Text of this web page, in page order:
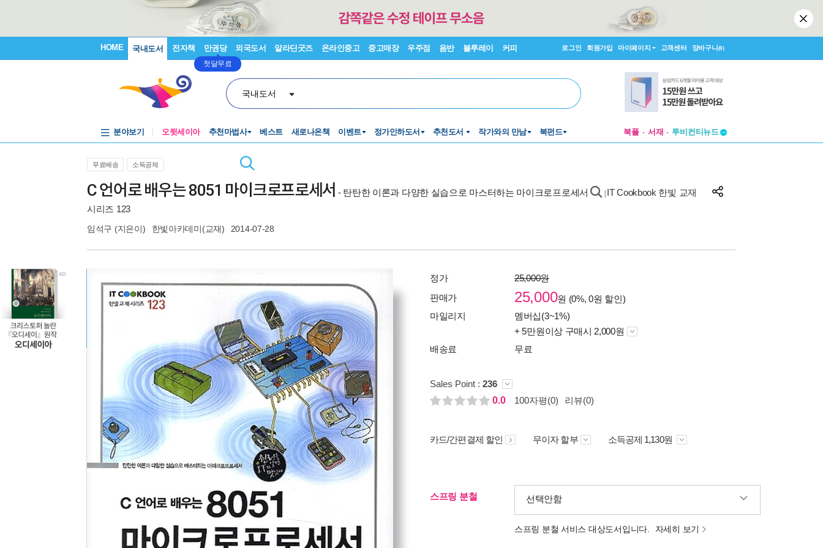
HOME 국내도서 전자책 만권당
첫달무료
외국도서 알라딘굿즈 온라인중고 중고매장 우주점 음반 블루레이 커피 로그인 회원가입 마이페이지 고객센터 장바구니(0)
국내도서
분야보기 오뒷세이아 추천마법사 베스트 새로나온책 이벤트 정가인하도서 추천도서 작가와의 만남 북펀드 북플 서재
창작플랫폼
무료배송
소득공제
C 언어로 배우는 8051 마이크로프로세서 - 탄탄한 이론과 다양한 실습으로 마스터하는 마이크로프로세서
IT Cookbook 한빛 교재
시리즈 123
임석구 (지은이) 한빛아카데미(교재) 2014-07-28
정가
25,000원
판매가
25,000원 (0%, 0원 할인)
마일리지
멤버십(3~1%)
+ 5만원이상 구매시 2,000원
배송료
무료
Sales Point : 236
0.0
100자평(0) 리뷰(0)
카드/간편결제 할인 무이자 할부 소득공제 1,130원
스프링 분철 선택안함
스프링 분철 서비스 대상도서입니다. 자세히 보기